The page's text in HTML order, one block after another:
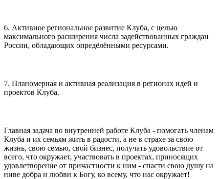
6. Активное региональное развитие Клуба, с целью
максимального расширения числа задействованных граждан
России, обладающих опредёлёнными ресурсами.
7. Планомерная и активная реализация в регионах идей и
проектов Клуба.
Главная задача во внутренней работе Клуба - помогать членам
Клуба и их семьям жить в радости, а не в страхе за свою
жизнь, свою семью, свой бизнес, получать удовольствие от
всего, что окружает, участвовать в проектах, приносящих
удовлетворение от причастности к ним - спасти свою душу на
ниве добра и любви к Богу, ко всему, что нас окружает!